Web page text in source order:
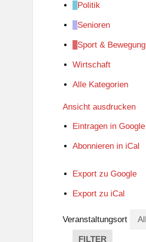
Politik
Senioren
Sport & Bewegung
Wirtschaft
Alle Kategorien
Ansicht ausdrucken
Eintragen in Google
Abonnieren in iCal
Export zu Google
Export zu iCal
Veranstaltungsort
FILTER